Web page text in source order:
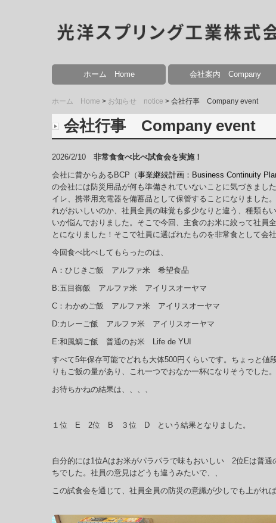
ホーム Home 会社案内 Company
事業内容 Business Contents
当社の強み Our Strengths
生産システム Production
設備紹介 Equipment
品質・環境方針
個人情報保護方針 Privacy
ホーム Home お知らせ notice 会社行事 Company event
会社行事 Company event
2026/2/10 非常食食べ比べ試食会を実施！
会社に昔からあるBCP（事業継続計画：Business Continuity
の会社には防災用品が何も準備されていないことに気づきまし
イレ、携帯用充電器を備蓄品として保管することになりました
れがおいしいのか、社員全員の味覚も多少なりと違う、種類も
いか悩んでおりました。そこで今回、主食のお米に絞って社員
とになりました！そこで社員に選ばれたものを非常食として会
今回食べ比べしてもらったのは、
A：ひじきご飯 アルファ米 希望食品
B:五目御飯 アルファ米 アイリスオーヤマ
C：わかめご飯 アルファ米 アイリスオーヤマ
D:カレーご飯 アルファ米 アイリスオーヤマ
E:和風鯛ご飯 普通のお米 Life de YUI
すべて5年保存可能でどれも大体500円くらいです。ちょっと値
りもご飯の量があり、これ一つでおなか一杯になりそうでした。
お待ちかねの結果は、、、、
１位 E 2位 B ３位 D という結果となりました。
自分的には1位Aはお米がパラパラで味もおいしい 2位Eは普
ちでした。社員の意見はどうも違うみたいで、、
この試食会を通じて、社員全員の防災の意識が少しでも上がれ